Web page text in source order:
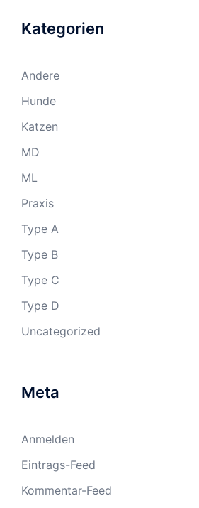
Kategorien
Andere
Hunde
Katzen
MD
ML
Praxis
Type A
Type B
Type C
Type D
Uncategorized
Meta
Anmelden
Eintrags-Feed
Kommentar-Feed